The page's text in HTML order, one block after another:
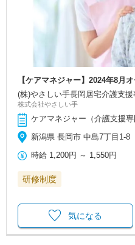
【ケアマネジャー】2024年8月
(株)やさしい手長岡居宅介護支
株式会社やさしい手
ケアマネジャー（介護支援
新潟県 長岡市 中島7丁目1-8
時給 1,200円 ～ 1,550円
研修制度
気になる